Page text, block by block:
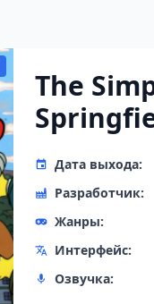
The
Дата выхода:
Разработчик:
Жанры:
Интерфейс:
Озвучка: